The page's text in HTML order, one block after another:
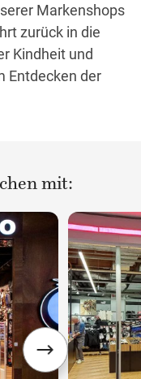
Markenshops
zurück in die
Kindheit und
Entdecken der
mit: